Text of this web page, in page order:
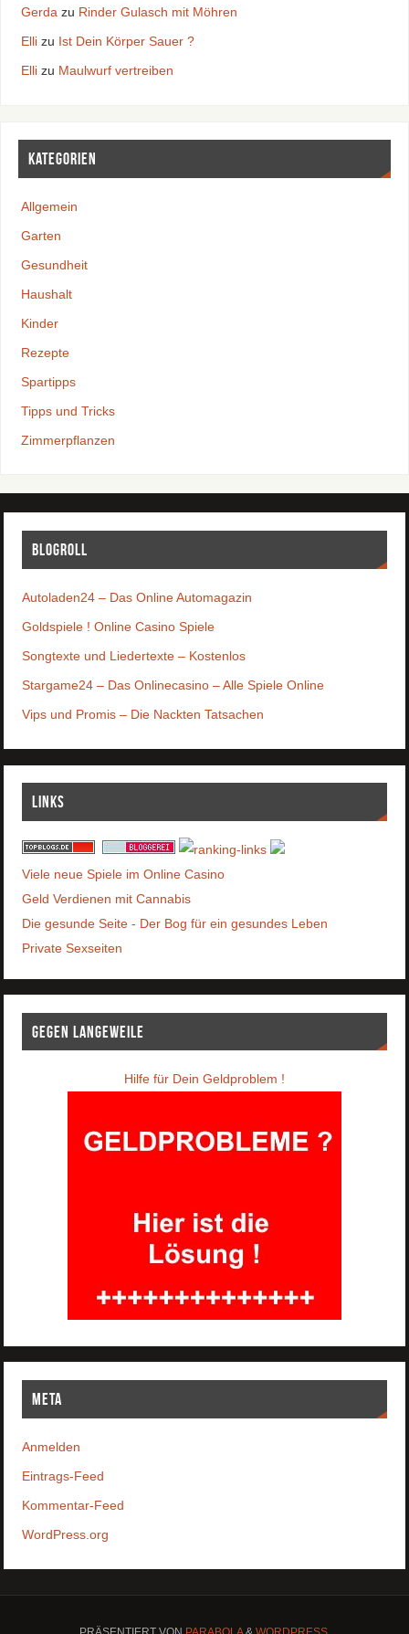
Gerdazu Rinder Gulasch mit Möhren
Ellizu Ist Dein Körper Sauer ?
Ellizu Maulwurf vertreiben
Kategorien
Allgemein
Garten
Gesundheit
Haushalt
Kinder
Rezepte
Spartipps
Tipps und Tricks
Zimmerpflanzen
Blogroll
Autoladen24 – Das Online Automagazin
Goldspiele ! Online Casino Spiele
Songtexte und Liedertexte – Kostenlos
Stargame24 – Das Onlinecasino – Alle Spiele Online
Vips und Promis – Die Nackten Tatsachen
Links
Viele neue Spiele im Online Casino
Geld Verdienen mit Cannabis
Die gesunde Seite - Der Bog für ein gesundes Leben
Private Sexseiten
Gegen Langeweile
Hilfe für Dein Geldproblem !
Meta
Anmelden
Eintrags-Feed
Kommentar-Feed
WordPress.org